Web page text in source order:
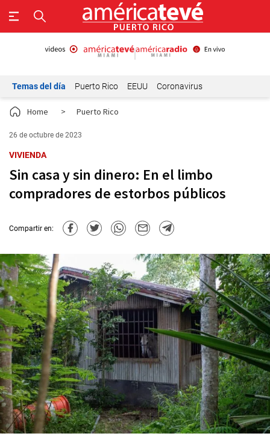
Temas del día Puerto Rico EEUU Coronavirus
Home > Puerto Rico
26 de octubre de 2023
VIVIENDA
Sin casa y sin dinero: En el limbo
compradores de estorbos públicos
Compartir en: